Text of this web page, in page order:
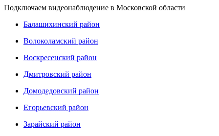
Подключаем видеонаблюдение в Московской области
Балашихинский район
Волоколамский район
Воскресенский район
Дмитровский район
Домодедовский район
Егорьевский район
Зарайский район